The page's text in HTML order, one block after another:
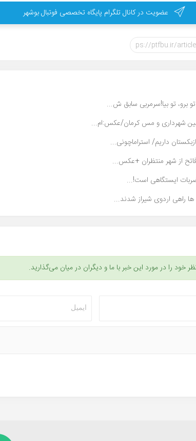
عضویت در کانال تلگرام پایگاه تخصصی فوتبال بوشهر
برو، تو بیا!سرمربی سابق ش...
شهرداری و مس کرمان/عکس:ام...
داریم/ استراماچونی...
از شهر منتظران +عکس...
ایستگاهی است!...
راهی اردوی شیراز شدند...
خود را در مورد این خبر با ما و دیگران در میان می‌گذارید.